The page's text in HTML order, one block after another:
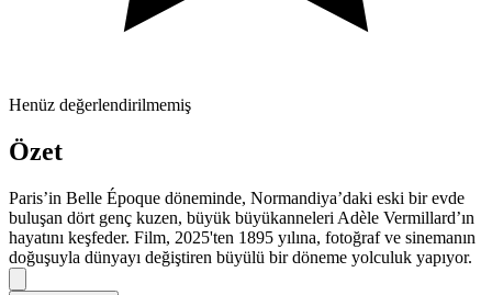
Henüz değerlendirilmemiş
Özet
Paris’in Belle Époque döneminde, Normandiya’daki eski bir evde
buluşan dört genç kuzen, büyük büyükanneleri Adèle Vermillard’ın
hayatını keşfeder. Film, 2025'ten 1895 yılına, fotoğraf ve sinemanın
doğuşuyla dünyayı değiştiren büyülü bir döneme yolculuk yapıyor.